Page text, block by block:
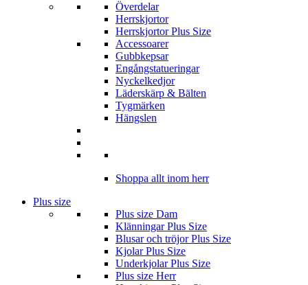
Överdelar
Herrskjortor
Herrskjortor Plus Size
Accessoarer
Gubbkepsar
Engångstatueringar
Nyckelkedjor
Läderskärp & Bälten
Tygmärken
Hängslen
Shoppa allt inom herr
Plus size
Plus size Dam
Klänningar Plus Size
Blusar och tröjor Plus Size
Kjolar Plus Size
Underkjolar Plus Size
Plus size Herr